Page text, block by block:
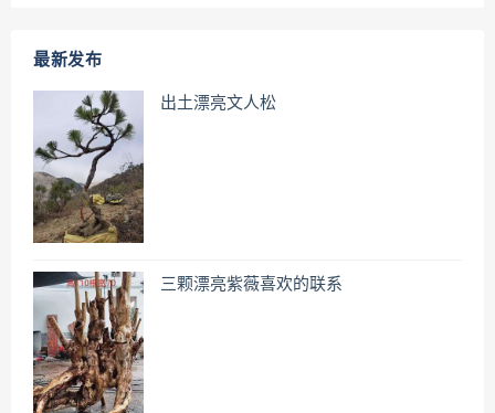
最新发布
出土漂亮文人松
三颗漂亮紫薇喜欢的联系